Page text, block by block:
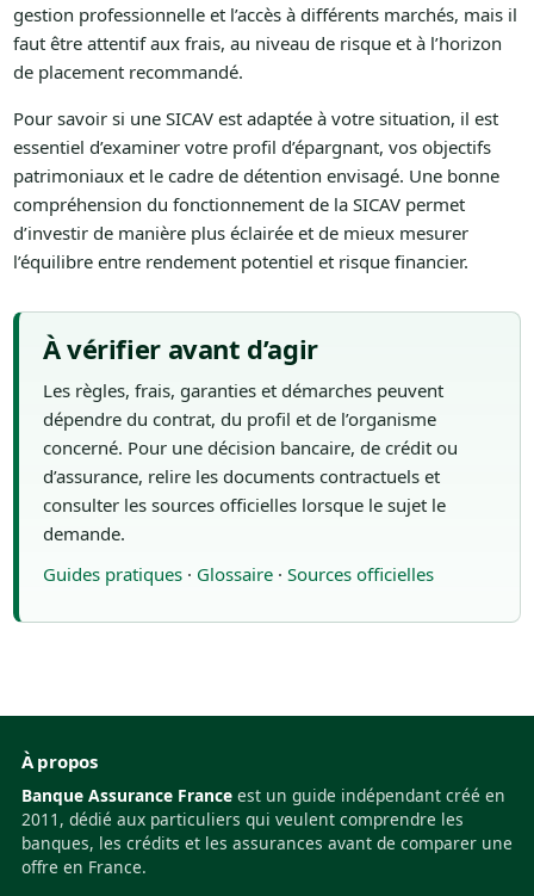
gestion professionnelle et l’accès à différents marchés, mais il
faut être attentif aux frais, au niveau de risque et à l’horizon
de placement recommandé.
Pour savoir si une SICAV est adaptée à votre situation, il est
essentiel d’examiner votre profil d’épargnant, vos objectifs
patrimoniaux et le cadre de détention envisagé. Une bonne
compréhension du fonctionnement de la SICAV permet
d’investir de manière plus éclairée et de mieux mesurer
l’équilibre entre rendement potentiel et risque financier.
À vérifier avant d’agir
Les règles, frais, garanties et démarches peuvent
dépendre du contrat, du profil et de l’organisme
concerné. Pour une décision bancaire, de crédit ou
d’assurance, relire les documents contractuels et
consulter les sources officielles lorsque le sujet le
demande.
Guides pratiques· Glossaire· Sources officielles
À propos
Banque Assurance France est un guide indépendant créé en
2011, dédié aux particuliers qui veulent comprendre les
banques, les crédits et les assurances avant de comparer une
offre en France.